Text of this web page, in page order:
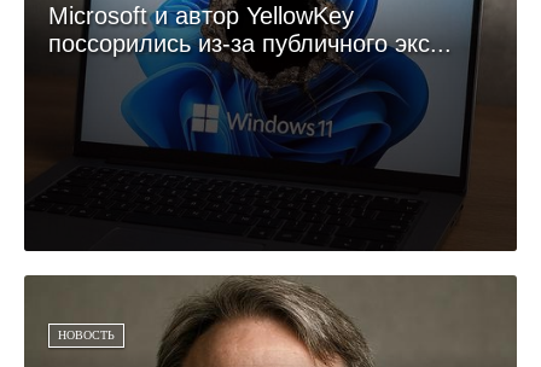
Microsoft и автор YellowKey
поссорились из-за публичного экс...
НОВОСТЬ